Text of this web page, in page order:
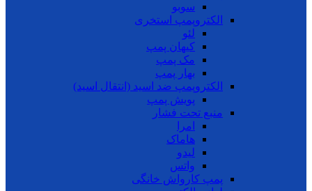
سوبو
الکتروپمپ استخری
لئو
کیهان پمپ
مک پمپ
بهار پمپ
الکتروپمپ ضد اسید (انتقال اسید)
پویش پمپ
منبع تحت فشار
امرا
هاماک
لیدو
واتس
پمپ کارواش خانگی